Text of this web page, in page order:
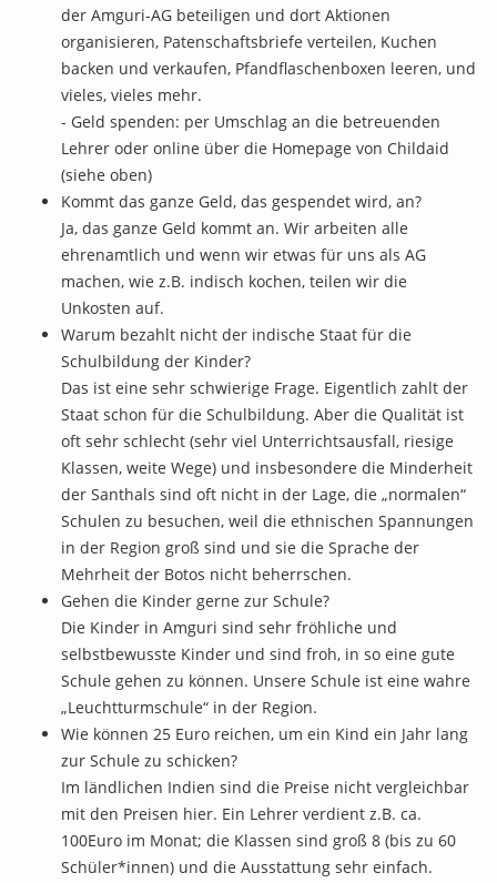
der Amguri-AG beteiligen und dort Aktionen
organisieren, Patenschaftsbriefe verteilen, Kuchen
backen und verkaufen, Pfandflaschenboxen leeren, und
vieles, vieles mehr.
- Geld spenden: per Umschlag an die betreuenden
Lehrer oder online über die Homepage von Childaid
(siehe oben)
Kommt das ganze Geld, das gespendet wird, an?
Ja, das ganze Geld kommt an. Wir arbeiten alle
ehrenamtlich und wenn wir etwas für uns als AG
machen, wie z.B. indisch kochen, teilen wir die
Unkosten auf.
Warum bezahlt nicht der indische Staat für die
Schulbildung der Kinder?
Das ist eine sehr schwierige Frage. Eigentlich zahlt der
Staat schon für die Schulbildung. Aber die Qualität ist
oft sehr schlecht (sehr viel Unterrichtsausfall, riesige
Klassen, weite Wege) und insbesondere die Minderheit
der Santhals sind oft nicht in der Lage, die „normalen“
Schulen zu besuchen, weil die ethnischen Spannungen
in der Region groß sind und sie die Sprache der
Mehrheit der Botos nicht beherrschen.
Gehen die Kinder gerne zur Schule?
Die Kinder in Amguri sind sehr fröhliche und
selbstbewusste Kinder und sind froh, in so eine gute
Schule gehen zu können. Unsere Schule ist eine wahre
„Leuchtturmschule“ in der Region.
Wie können 25 Euro reichen, um ein Kind ein Jahr lang
zur Schule zu schicken?
Im ländlichen Indien sind die Preise nicht vergleichbar
mit den Preisen hier. Ein Lehrer verdient z.B. ca.
100Euro im Monat; die Klassen sind groß 8 (bis zu 60
Schüler*innen) und die Ausstattung sehr einfach.